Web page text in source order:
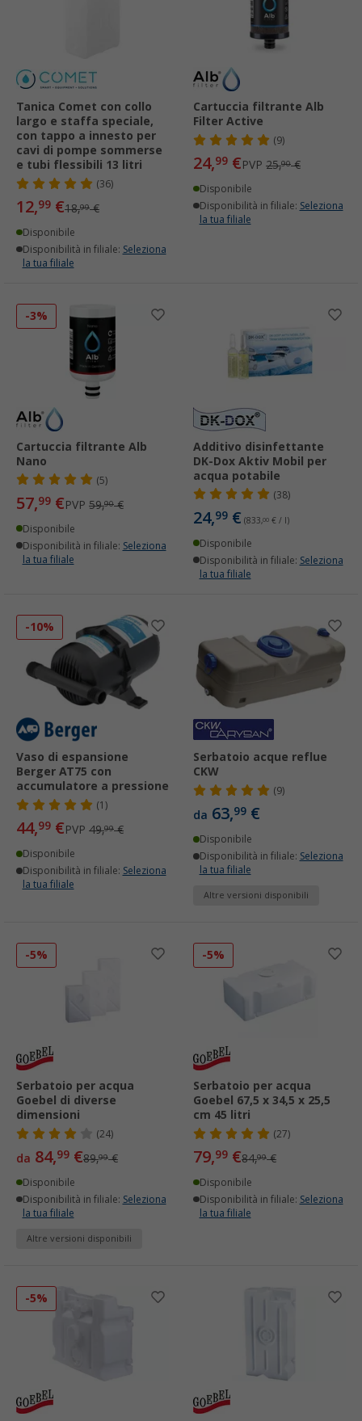
Tanica Comet con collo
largo e staffa speciale,
con tappo a innesto per
cavi di pompe sommerse
e tubi flessibili 13 litri
(36)
12,99 €18,99€
Disponibile
Disponibilità in filiale: Seleziona
la tua filiale
Cartuccia filtrante Alb
Filter Active
(9)
24,99 €PVP 25,90€
Disponibile
Disponibilità in filiale: Seleziona
la tua filiale
-3%
Cartuccia filtrante Alb
Nano
(5)
57,99 €PVP 59,90€
Disponibile
Disponibilità in filiale: Seleziona
la tua filiale
Additivo disinfettante
DK-Dox Aktiv Mobil per
acqua potabile
(38)
24,99 € (833,00 € / l)
Disponibile
Disponibilità in filiale: Seleziona
la tua filiale
-10%
Vaso di espansione
Berger AT75 con
accumulatore a pressione
(1)
44,99 €PVP 49,99€
Disponibile
Disponibilità in filiale: Seleziona
la tua filiale
Serbatoio acque reflue
CKW
(9)
da 63,99 €
Disponibile
Disponibilità in filiale: Seleziona
la tua filiale
Altre versioni disponibili
-5%
Serbatoio per acqua
Goebel di diverse
dimensioni
(24)
da 84,99 €89,99€
Disponibile
Disponibilità in filiale: Seleziona
la tua filiale
Altre versioni disponibili
-5%
Serbatoio per acqua
Goebel 67,5 x 34,5 x 25,5
cm 45 litri
(27)
79,99 €84,99€
Disponibile
Disponibilità in filiale: Seleziona
la tua filiale
-5%